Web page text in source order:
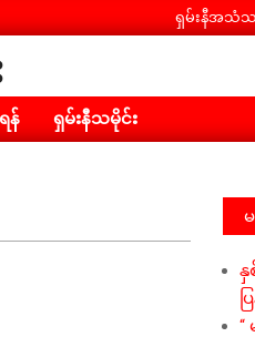
ရှမ်းနီအသံသ
န် ရှမ်းနီသမိုင်း